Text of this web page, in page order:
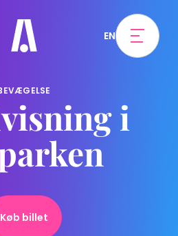
EN
i
Køb billet